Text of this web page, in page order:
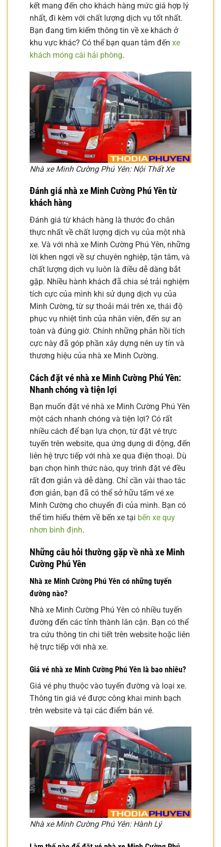
kết mang đến cho khách hàng mức giá hợp lý
nhất, đi kèm với chất lượng dịch vụ tốt nhất.
Bạn đang tìm kiếm thông tin về xe khách ở
khu vực khác? Có thể bạn quan tâm đến xe
khách móng cái hải phòng.
Nhà xe Minh Cường Phú Yên: Nội Thất Xe
Đánh giá nhà xe Minh Cường Phú Yên từ
khách hàng
Đánh giá từ khách hàng là thước đo chân
thực nhất về chất lượng dịch vụ của một nhà
xe. Và với nhà xe Minh Cường Phú Yên, những
lời khen ngợi về sự chuyên nghiệp, tận tâm, và
chất lượng dịch vụ luôn là điều dễ dàng bắt
gặp. Nhiều hành khách đã chia sẻ trải nghiệm
tích cực của mình khi sử dụng dịch vụ của
Minh Cường, từ sự thoải mái trên xe, thái độ
phục vụ nhiệt tình của nhân viên, đến sự an
toàn và đúng giờ. Chính những phản hồi tích
cực này đã góp phần xây dựng nên uy tín và
thương hiệu của nhà xe Minh Cường.
Cách đặt vé nhà xe Minh Cường Phú Yên:
Nhanh chóng và tiện lợi
Bạn muốn đặt vé nhà xe Minh Cường Phú Yên
một cách nhanh chóng và tiện lợi? Có rất
nhiều cách để bạn lựa chọn, từ đặt vé trực
tuyến trên website, qua ứng dụng di động, đến
liên hệ trực tiếp với nhà xe qua điện thoại. Dù
bạn chọn hình thức nào, quy trình đặt vé đều
rất đơn giản và dễ dàng. Chỉ cần vài thao tác
đơn giản, bạn đã có thể sở hữu tấm vé xe
Minh Cường cho chuyến đi của mình. Bạn có
thể tìm hiểu thêm về bến xe tại bến xe quy
nhơn bình định.
Những câu hỏi thường gặp về nhà xe Minh
Cường Phú Yên
Nhà xe Minh Cường Phú Yên có những tuyến
đường nào?
Nhà xe Minh Cường Phú Yên có nhiều tuyến
đường đến các tỉnh thành lân cận. Bạn có thể
tra cứu thông tin chi tiết trên website hoặc liên
hệ trực tiếp với nhà xe.
Giá vé nhà xe Minh Cường Phú Yên là bao nhiêu?
Giá vé phụ thuộc vào tuyến đường và loại xe.
Thông tin giá vé được công khai minh bạch
trên website và tại các điểm bán vé.
Nhà xe Minh Cường Phú Yên: Hành Lý